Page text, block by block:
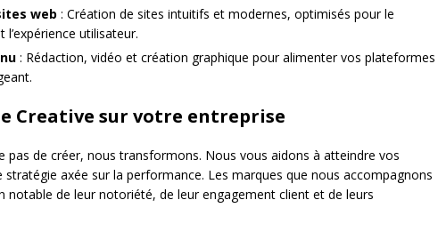
web : Création de sites intuitifs et modernes, optimisés pour le
utilisateur.
: Rédaction, vidéo et création graphique pour alimenter vos plateformes
Creative sur votre entreprise
pas de créer, nous transformons. Nous vous aidons à atteindre vos
axée sur la performance. Les marques que nous accompagnons
de leur notoriété, de leur engagement client et de leurs